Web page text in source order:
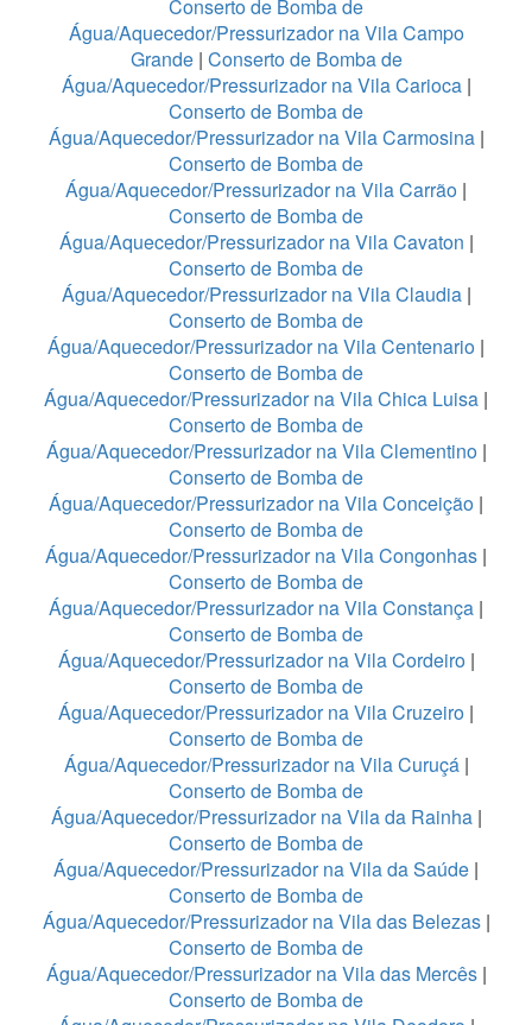
Conserto de Bomba de
Água/Aquecedor/Pressurizador na Vila Campo
Grande| Conserto de Bomba de
Água/Aquecedor/Pressurizador na Vila Carioca|
Conserto de Bomba de
Água/Aquecedor/Pressurizador na Vila Carmosina|
Conserto de Bomba de
Água/Aquecedor/Pressurizador na Vila Carrão |
Conserto de Bomba de
Água/Aquecedor/Pressurizador na Vila Cavaton |
Conserto de Bomba de
Água/Aquecedor/Pressurizador na Vila Claudia|
Conserto de Bomba de
Água/Aquecedor/Pressurizador na Vila Centenario |
Conserto de Bomba de
Água/Aquecedor/Pressurizador na Vila Chica Luisa |
Conserto de Bomba de
Água/Aquecedor/Pressurizador na Vila Clementino|
Conserto de Bomba de
Água/Aquecedor/Pressurizador na Vila Conceição |
Conserto de Bomba de
Água/Aquecedor/Pressurizador na Vila Congonhas |
Conserto de Bomba de
Água/Aquecedor/Pressurizador na Vila Constança |
Conserto de Bomba de
Água/Aquecedor/Pressurizador na Vila Cordeiro|
Conserto de Bomba de
Água/Aquecedor/Pressurizador na Vila Cruzeiro |
Conserto de Bomba de
Água/Aquecedor/Pressurizador na Vila Curuçá |
Conserto de Bomba de
Água/Aquecedor/Pressurizador na Vila da Rainha |
Conserto de Bomba de
Água/Aquecedor/Pressurizador na Vila da Saúde |
Conserto de Bomba de
Água/Aquecedor/Pressurizador na Vila das Belezas|
Conserto de Bomba de
Água/Aquecedor/Pressurizador na Vila das Mercês|
Conserto de Bomba de